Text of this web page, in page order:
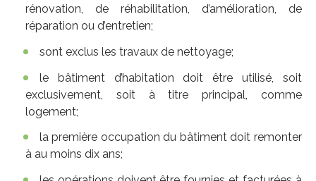
rénovation, de réhabilitation, d’amélioration, de
réparation ou d’entretien;
sont exclus les travaux de nettoyage;
le bâtiment d’habitation doit être utilisé, soit
exclusivement, soit à titre principal, comme
logement;
la première occupation du bâtiment doit remonter
à au moins dix ans;